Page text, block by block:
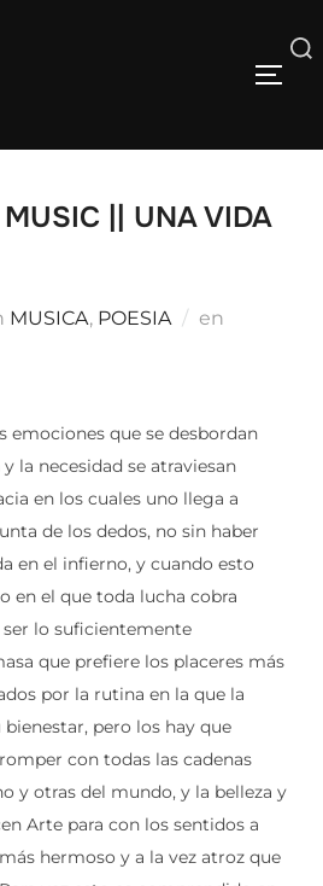
Buscar:
|| UNA VIDA
MUSICA, POESIA en
emociones que se desbordan
la necesidad se atraviesan
en los cuales uno llega a
de los dedos, no sin haber
en el infierno, y cuando esto
en el que toda lucha cobra
lo suficientemente
que prefiere los placeres más
por la rutina en la que la
pero los hay que
con todas las cadenas
y otras del mundo, y la belleza y
Arte para con los sentidos a
hermoso y a la vez atroz que